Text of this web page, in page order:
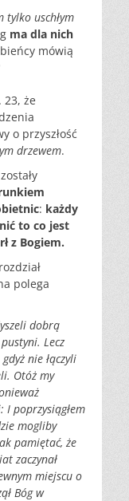
tylko uschłym
ma dla nich
mówią
23, że
o przyszłość
drzewem.
: każdy
to co jest
z Bogiem.
polega
dobrą
Lecz
nie łączyli
Otóż my
I poprzysiągłem
mogliby
pamiętać, że
zaczynał
miejscu o
Bóg w